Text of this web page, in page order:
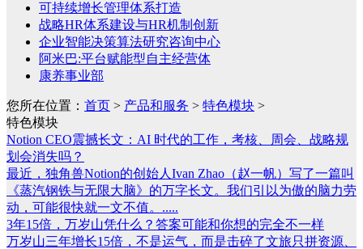
可持续增长管理体系打造
战略HR体系建设与HR机制创新
企业智能决策算法研究咨询中心
阿米巴:平台赋能型自主经营体
康养事业部
您所在位置： 首页 > 产品和服务 > 特色模块 >
特色模块
Notion CEO震撼长文：AI 时代的工作，考核、周会、战略规
划会消失吗？
最近，独角兽Notion的创始人Ivan Zhao（赵一帆）写了一篇叫
《蒸汽钢铁与无限大脑》的万字长文。我们引以为傲的脑力劳
动，可能很快就一文不值。.....
3年15倍，万岁山凭什么？答案可能和你想的完全不一样
万岁山三年增长15倍，不是运气，而是击碎了文旅只拼资源、